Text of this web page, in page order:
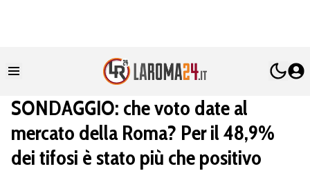
SONDAGGIO: che voto date al
mercato della Roma? Per il 48,9%
dei tifosi è stato più che positivo